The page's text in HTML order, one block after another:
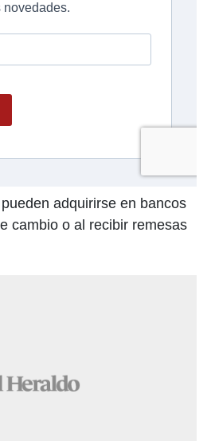
adquirirse en bancos
cambio o al recibir remesas